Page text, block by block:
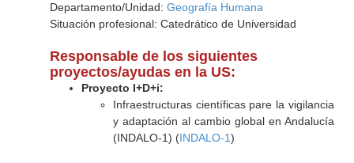
Departamento/Unidad: Geografía Humana
Situación profesional: Catedrático de Universidad
Responsable de los siguientes
proyectos/ayudas en la US:
Proyecto I+D+i:
Infraestructuras científicas pare la vigilancia
y adaptación al cambio global en Andalucía
(INDALO-1) (INDALO-1)